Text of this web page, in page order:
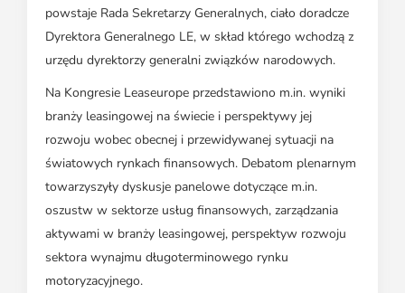
powstaje Rada Sekretarzy Generalnych, ciało doradcze
Dyrektora Generalnego LE, w skład którego wchodzą z
urzędu dyrektorzy generalni związków narodowych.
Na Kongresie Leaseurope przedstawiono m.in. wyniki
branży leasingowej na świecie i perspektywy jej
rozwoju wobec obecnej i przewidywanej sytuacji na
światowych rynkach finansowych. Debatom plenarnym
towarzyszyły dyskusje panelowe dotyczące m.in.
oszustw w sektorze usług finansowych, zarządzania
aktywami w branży leasingowej, perspektyw rozwoju
sektora wynajmu długoterminowego rynku
motoryzacyjnego.